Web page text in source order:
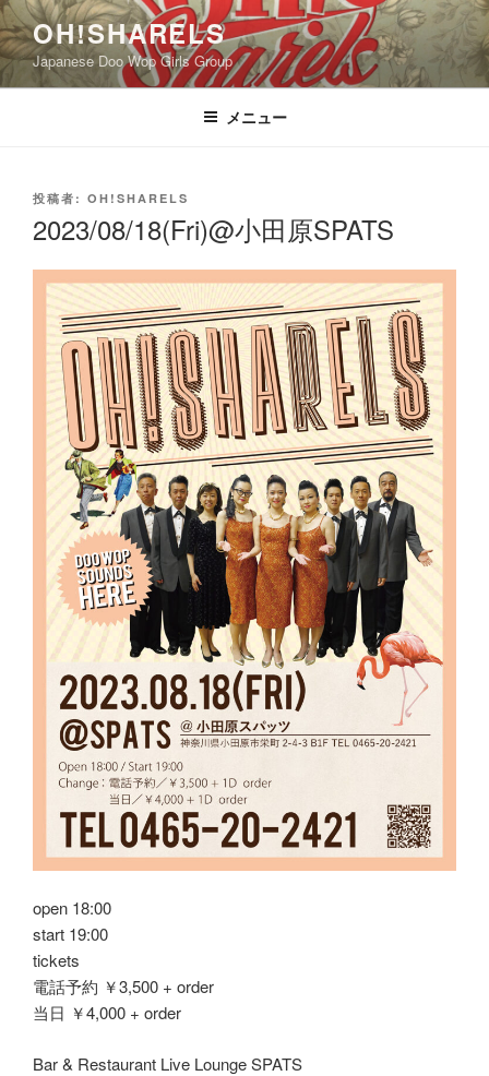
コ
ン
テ
ン
OH!SHARELS
Japanese Doo Wop Girls Group
メニュー
投
日:
投稿者: OH!SHARELS
2023/08/18(Fri)@小田原SPATS
open 18:00
start 19:00
tickets
電話予約 ￥3,500 + order
当日 ￥4,000 + order
Bar & Restaurant Live Lounge SPATS